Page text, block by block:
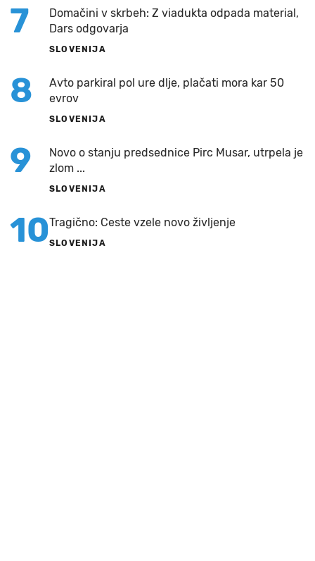
7
Domačini v skrbeh: Z viadukta odpada material,
Dars odgovarja
SLOVENIJA
8
Avto parkiral pol ure dlje, plačati mora kar 50
evrov
SLOVENIJA
9
Novo o stanju predsednice Pirc Musar, utrpela je
zlom ...
SLOVENIJA
10Tragično: Ceste vzele novo življenje
SLOVENIJA